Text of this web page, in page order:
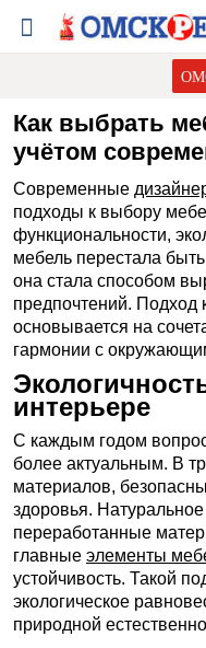
Как выбрать
учётом
Современные
подходы к выбору
функциональности,
мебель перестала
она стала способом
предпочтений. Подход
основывается на
гармонии с
интерьере
С каждым годом вопрос
более актуальным. В
материалов,
здоровья.
переработанные
главные элементы
устойчивость. Такой
экологическое
природной